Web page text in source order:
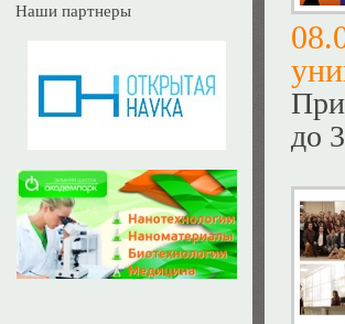
Наши партнеры
до